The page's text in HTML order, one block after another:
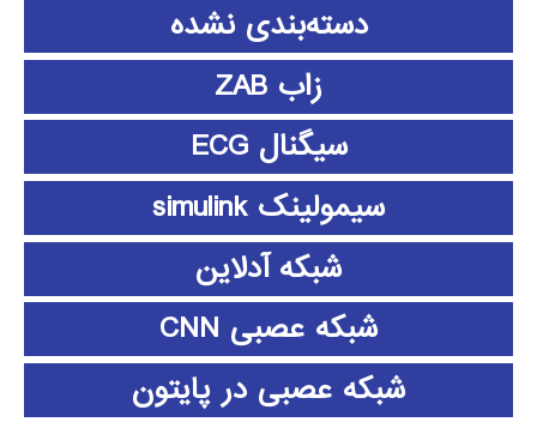
دسته‌بندی نشده
زاب ZAB
سیگنال ECG
سیمولینک simulink
شبکه آدلاین
شبکه عصبی CNN
شبکه عصبی در پایتون